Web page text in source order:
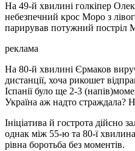
На 49-й хвилині голкіпер
небезпечний крос Моро з
парирував потужний постріл
реклама
На 80-й хвилині Єрмаков
дистанції, хоча рикошет
Іспанії було ще 2-3
Україна аж надто страждала?
Ініціатива й гострота дійсно
однак між 55-ю та 80-ї
рівна боротьба без моментів.